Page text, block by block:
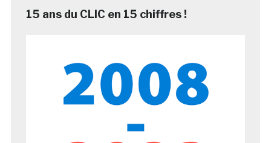
15 ans du CLIC en 15 chiffres !